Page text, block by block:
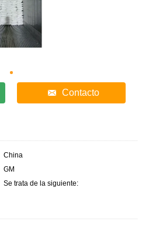
Contacto
China
GM
Se trata de la siguiente: